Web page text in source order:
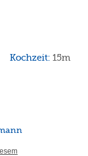
Kochzeit:15m